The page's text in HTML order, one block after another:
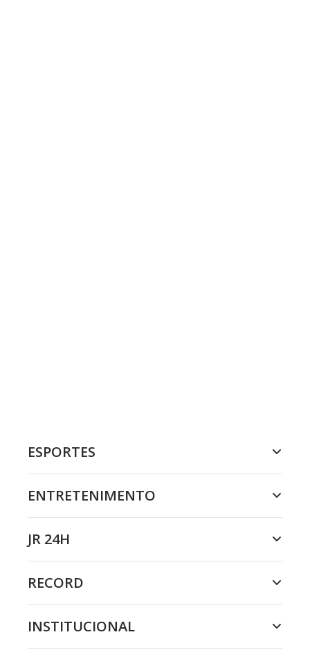
ESPORTES
ENTRETENIMENTO
JR 24H
RECORD
INSTITUCIONAL